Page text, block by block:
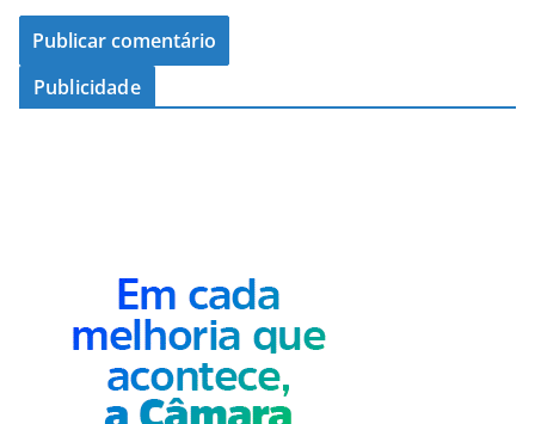
Publicidade